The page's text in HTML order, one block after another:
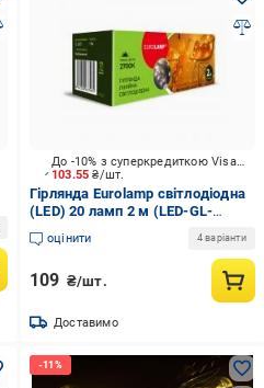
103.55₴/шт.
До -10% з суперкредиткою Visa Вигода
Гірлянда Eurolamp світлодіодна
(LED) 20 ламп 2 м (LED-GL-
20/2/27)
оцінити 4 варіанти
109 ₴/шт.
Доставимо